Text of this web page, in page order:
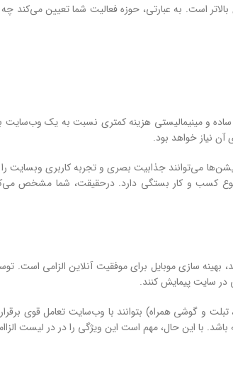
است. به عبارتی، حوزه فعالیت شما تعیین می‌کند
و مینیمالیستی هزینه کمتری نسبت به یک وب‌سایت
آن نیاز خواهد بود.
می‌توانند جذابیت بصری و تجربه کاربری وبسایت
نوع کسب و کار بستگی دارد. درحقیقت، شما مشخص
بهینه سازی موبایل برای موفقیت آنلاین الزامی
در سایت پیمایش کنند.
و گوشی همراه) بتوانند با وب‌سایت تعامل قوی
باشد. با این حال، مهم است این ویژگی را در در لیست